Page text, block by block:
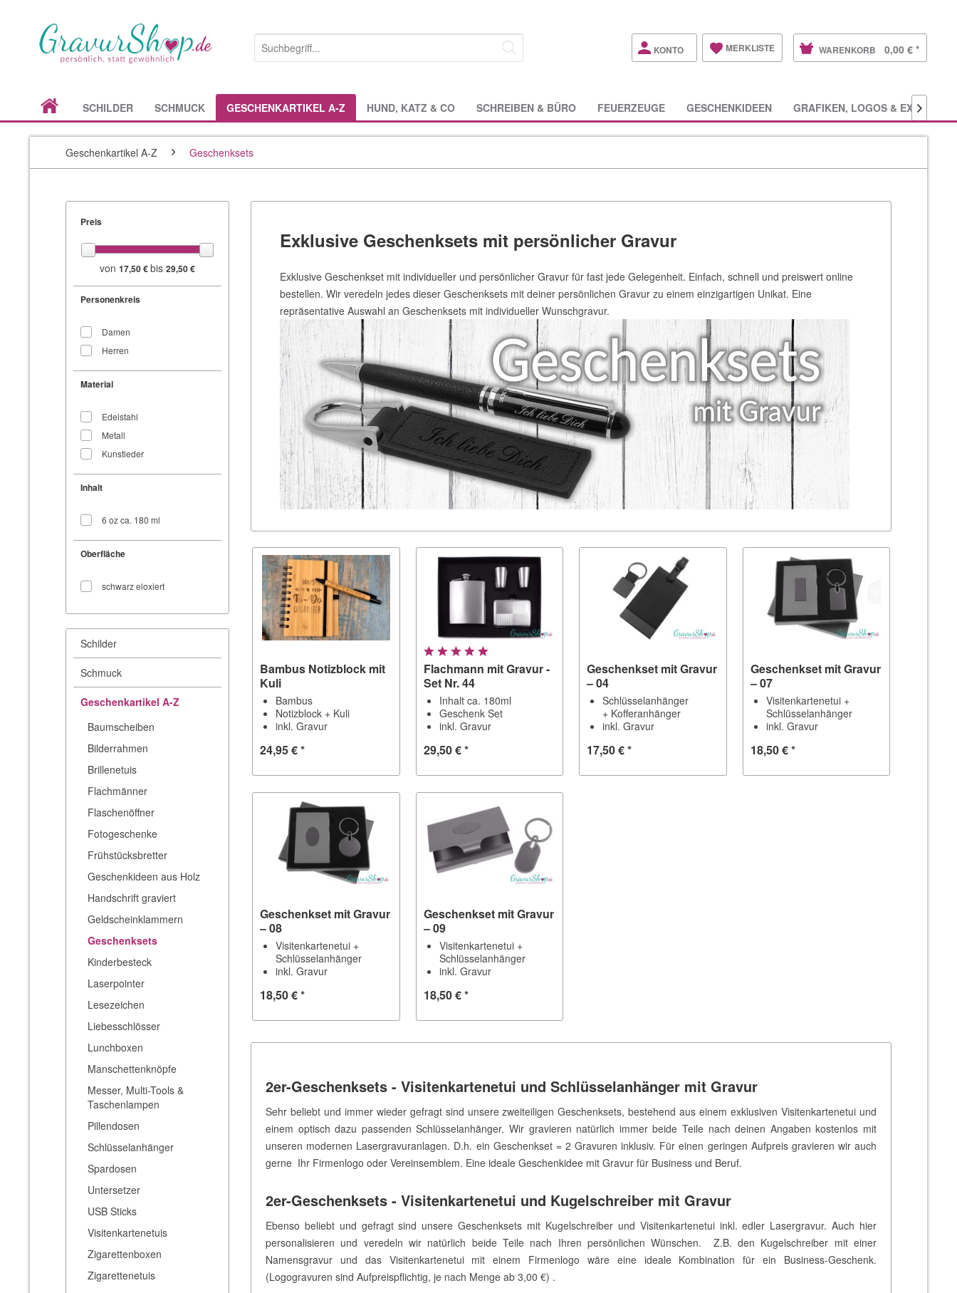
KONTO MERKLISTE WARENKORB 0,00 € *
SCHILDER SCHMUCK GESCHENKARTIKEL A-Z HUND, KATZ & CO SCHREIBEN & BÜRO FEUERZEUGE GESCHENKIDEEN GRAFIKEN, LOGOS & EXTRAS

Geschenkartikel A-Z Geschenksets
Preis
von 17,50 €bis 29,50 €
Personenkreis
Damen
Herren
Material
Edelstahl
Metall
Kunstleder
Inhalt
6 oz ca. 180 ml
Oberfläche
schwarz eloxiert
Schilder
Schmuck
Geschenkartikel A-Z
Baumscheiben
Bilderrahmen
Brillenetuis
Flachmänner
Flaschenöffner
Fotogeschenke
Frühstücksbretter
Geschenkideen aus Holz
Handschrift graviert
Geldscheinklammern
Geschenksets
Kinderbesteck
Laserpointer
Lesezeichen
Liebesschlösser
Lunchboxen
Manschettenknöpfe
Messer, Multi-Tools &
Taschenlampen
Pillendosen
Schlüsselanhänger
Spardosen
Untersetzer
USB Sticks
Visitenkartenetuis
Zigarettenboxen
Zigarettenetuis
Exklusive Geschenksets mit persönlicher Gravur
Exklusive Geschenkset mit individueller und persönlicher Gravur für fast jede Gelegenheit. Einfach, schnell und preiswert online
bestellen. Wir veredeln jedes dieser Geschenksets mit deiner persönlichen Gravur zu einem einzigartigen Unikat. Eine
repräsentative Auswahl an Geschenksets mit individueller Wunschgravur.
Bambus Notizblock mit
Kuli
Bambus
Notizblock + Kuli
inkl. Gravur
24,95 € *
Flachmann mit Gravur -
Set Nr. 44
Inhalt ca. 180ml
Geschenk Set
inkl. Gravur
29,50 € *
Geschenkset mit Gravur
– 04
Schlüsselanhänger
+ Kofferanhänger
inkl. Gravur
17,50 € *
Geschenkset mit Gravur
– 07
Visitenkartenetui +
Schlüsselanhänger
inkl. Gravur
18,50 € *
Geschenkset mit Gravur
– 08
Visitenkartenetui +
Schlüsselanhänger
inkl. Gravur
18,50 € *
Geschenkset mit Gravur
– 09
Visitenkartenetui +
Schlüsselanhänger
inkl. Gravur
18,50 € *
2er-Geschenksets - Visitenkartenetui und Schlüsselanhänger mit Gravur
Sehr beliebt und immer wieder gefragt sind unsere zweiteiligen Geschenksets, bestehend aus einem exklusiven Visitenkartenetui und
einem optisch dazu passenden Schlüsselanhänger. Wir gravieren natürlich immer beide Teile nach deinen Angaben kostenlos mit
unseren modernen Lasergravuranlagen. D.h. ein Geschenkset = 2 Gravuren inklusiv. Für einen geringen Aufpreis gravieren wir auch
gerne Ihr Firmenlogo oder Vereinsemblem. Eine ideale Geschenkidee mit Gravur für Business und Beruf.
2er-Geschenksets - Visitenkartenetui und Kugelschreiber mit Gravur
Ebenso beliebt und gefragt sind unsere Geschenksets mit Kugelschreiber und Visitenkartenetui inkl. edler Lasergravur. Auch hier
personalisieren und veredeln wir natürlich beide Teile nach Ihren persönlichen Wünschen. Z.B. den Kugelschreiber mit einer
Namensgravur und das Visitenkartenetui mit einem Firmenlogo wäre eine ideale Kombination für ein Business-Geschenk.
(Logogravuren sind Aufpreispflichtig, je nach Menge ab 3,00 €) .